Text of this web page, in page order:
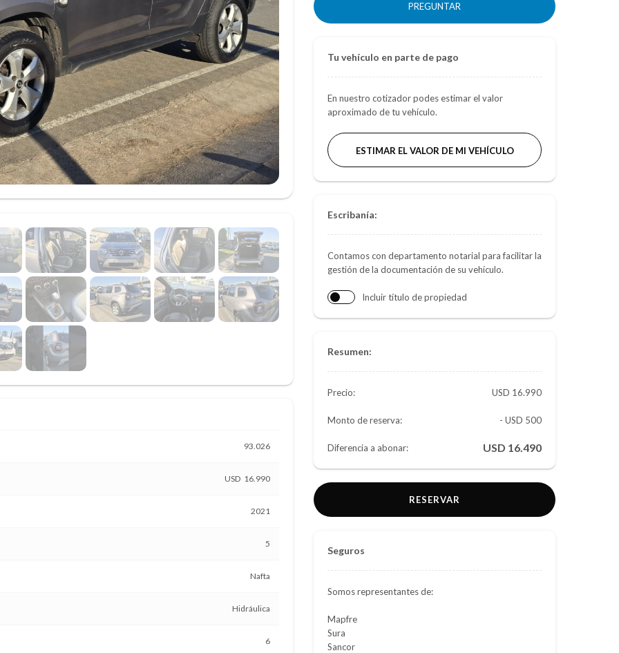
93.026
16.990
2021
5
Nafta
Hidráulica
6
PREGUNTAR
Tu vehículo en parte de pago
En nuestro cotizador podes estimar el valor
aproximado de tu vehículo.
ESTIMAR EL VALOR DE MI VEHÍCULO
Escribanía:
Contamos con departamento notarial para facilitar la
gestión de la documentación de su vehículo.
Incluir título de propiedad
Resumen:
Precio: 16.990
Monto de reserva: - USD 500
Diferencia a abonar: 16.490
RESERVAR
Seguros
Somos representantes de:
Mapfre
Sura
Sancor